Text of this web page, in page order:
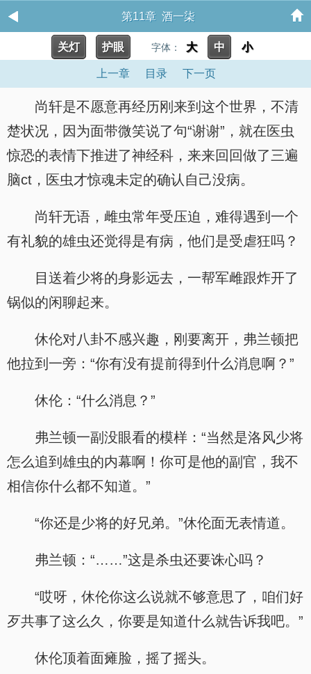
第11章 酒一柒
关灯 护眼 字体： 大 中 小
上一章 目录 下一页
尚轩是不愿意再经历刚来到这个世界，不清
楚状况，因为面带微笑说了句“谢谢”，就在医虫
惊恐的表情下推进了神经科，来来回回做了三遍
脑ct，医虫才惊魂未定的确认自己没病。
尚轩无语，雌虫常年受压迫，难得遇到一个
有礼貌的雄虫还觉得是有病，他们是受虐狂吗？
目送着少将的身影远去，一帮军雌跟炸开了
锅似的闲聊起来。
休伦对八卦不感兴趣，刚要离开，弗兰顿把
他拉到一旁：“你有没有提前得到什么消息啊？”
休伦：“什么消息？”
弗兰顿一副没眼看的模样：“当然是洛风少将
怎么追到雄虫的内幕啊！你可是他的副官，我不
相信你什么都不知道。”
“你还是少将的好兄弟。”休伦面无表情道。
弗兰顿：“……”这是杀虫还要诛心吗？
“哎呀，休伦你这么说就不够意思了，咱们好
歹共事了这么久，你要是知道什么就告诉我吧。”
休伦顶着面瘫脸，摇了摇头。